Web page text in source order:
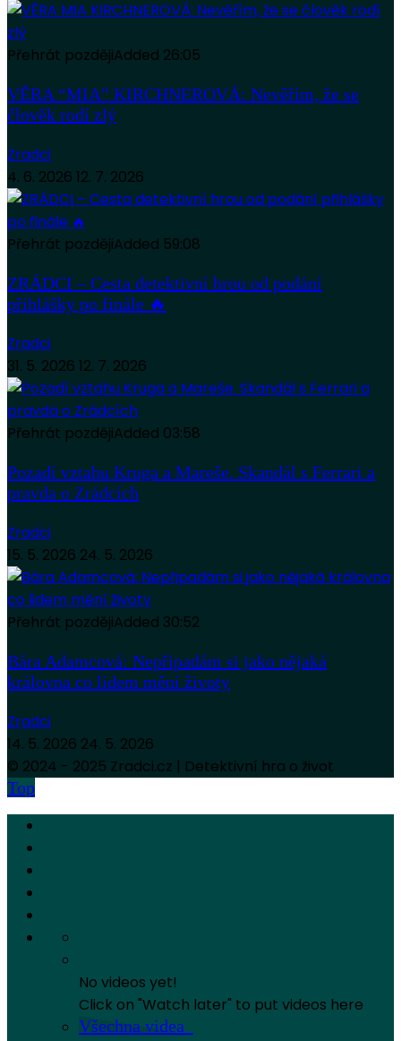
Přehrát pozdějiAdded 26:05
VĚRA “MIA” KIRCHNEROVÁ: Nevěřím, že se
člověk rodí zlý
Zradci
4. 6. 2026 12. 7. 2026
Přehrát pozdějiAdded 59:08
ZRÁDCI – Cesta detektivní hrou od podání
přihlášky po finále 🔥
Zradci
31. 5. 2026 12. 7. 2026
Přehrát pozdějiAdded 03:58
Pozadí vztahu Kruga a Mareše. Skandál s Ferrari a
pravda o Zrádcích
Zradci
15. 5. 2026 24. 5. 2026
Přehrát pozdějiAdded 30:52
Bára Adamcová: Nepřipadám si jako nějaká
královna co lidem mění životy
Zradci
14. 5. 2026 24. 5. 2026
© 2024 - 2025 Zradci.cz | Detektivní hra o život
Top
No videos yet!
Click on "Watch later" to put videos here
Všechna videa